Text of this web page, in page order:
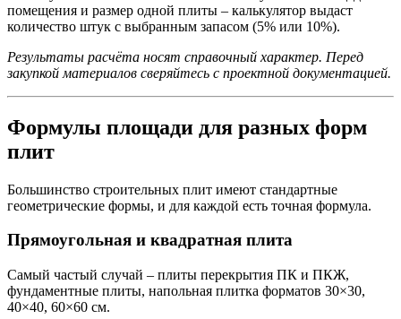
помещения и размер одной плиты – калькулятор выдаст
количество штук с выбранным запасом (5% или 10%).
Результаты расчёта носят справочный характер. Перед
закупкой материалов сверяйтесь с проектной документацией.
Формулы площади для разных форм
плит
Большинство строительных плит имеют стандартные
геометрические формы, и для каждой есть точная формула.
Прямоугольная и квадратная плита
Самый частый случай – плиты перекрытия ПК и ПКЖ,
фундаментные плиты, напольная плитка форматов 30×30,
40×40, 60×60 см.